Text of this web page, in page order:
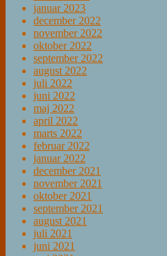
januar 2023
december 2022
november 2022
oktober 2022
september 2022
august 2022
juli 2022
juni 2022
maj 2022
april 2022
marts 2022
februar 2022
januar 2022
december 2021
november 2021
oktober 2021
september 2021
august 2021
juli 2021
juni 2021